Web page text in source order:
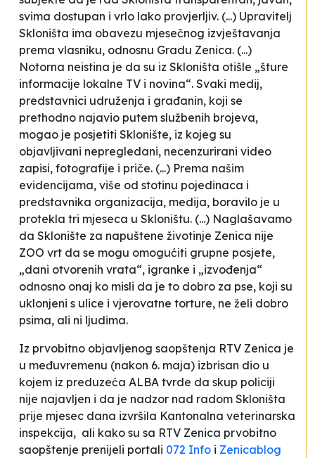
svima dostupan i vrlo lako provjerljiv. (...) Upravitelj
Skloništa ima obavezu mjesečnog izvještavanja
prema vlasniku, odnosnu Gradu Zenica. (...)
Notorna neistina je da su iz Skloništa otišle „šture
informacije lokalne TV i novina“. Svaki medij,
predstavnici udruženja i građanin, koji se
prethodno najavio putem službenih brojeva,
mogao je posjetiti Sklonište, iz kojeg su
objavljivani nepregledani, necenzurirani video
zapisi, fotografije i priče. (...) Prema našim
evidencijama, više od stotinu pojedinaca i
predstavnika organizacija, medija, boravilo je u
protekla tri mjeseca u Skloništu. (...) Naglašavamo
da Sklonište za napuštene životinje Zenica nije
ZOO vrt da se mogu omogućiti grupne posjete,
„dani otvorenih vrata“, igranke i „izvođenja“
odnosno onaj ko misli da je to dobro za pse, koji su
uklonjeni s ulice i vjerovatne torture, ne želi dobro
psima, ali ni ljudima.
Iz prvobitno objavljenog saopštenja RTV Zenica je
u međuvremenu (nakon 6. maja) izbrisan dio u
kojem iz preduzeća ALBA tvrde da skup policiji
nije najavljen i da je nadzor nad radom Skloništa
prije mjesec dana izvršila Kantonalna veterinarska
inspekcija, ali kako su sa RTV Zenica prvobitno
saopštenje prenijeli portali 072 Info i Zenicablog